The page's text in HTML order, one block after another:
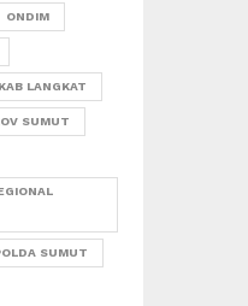
ONDIM
LANGKAT
SUMUT
SUMUT